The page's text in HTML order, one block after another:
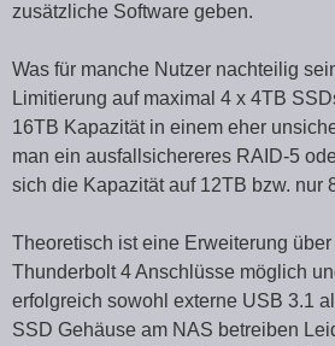
zusätzliche Software geben.
Was für manche Nutzer nachteilig
Limitierung auf maximal 4 x 4TB
16TB Kapazität in einem eher
man ein ausfallsichereres RAID-5
sich die Kapazität auf 12TB bzw. nur
Theoretisch ist eine Erweiterung
Thunderbolt 4 Anschlüsse möglich
erfolgreich sowohl externe USB 3.1
SSD Gehäuse am NAS betreiben